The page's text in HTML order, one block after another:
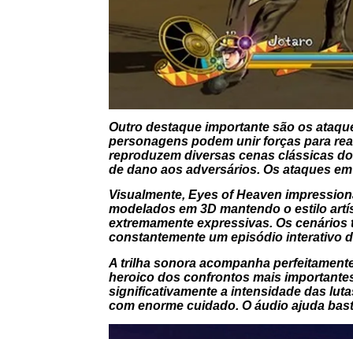
Outro destaque importante são os
personagens podem unir forças para
reproduzem diversas cenas clássicas
de dano aos adversários. Os ataques
Visualmente, Eyes of Heaven
modelados em 3D mantendo o estilo
extremamente expressivas. Os
constantemente um episódio interativo
A trilha sonora acompanha
heroico dos confrontos mais
significativamente a intensidade das
com enorme cuidado. O áudio ajuda